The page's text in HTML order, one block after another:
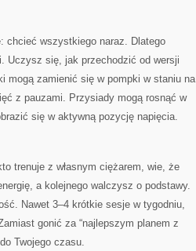
chcieć wszystkiego naraz. Dlatego
Uczysz się, jak przechodzić od wersji
mogą zamienić się w pompki w staniu na
z pauzami. Przysiady mogą rosnąć w
się w aktywną pozycję napięcia.
trenuje z własnym ciężarem, wie, że
a kolejnego walczysz o podstawy.
Nawet 3–4 krótkie sesje w tygodniu,
gonić za “najlepszym planem z
Twojego czasu.